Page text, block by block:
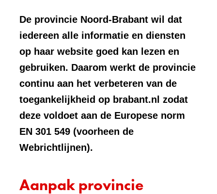
De provincie Noord-Brabant wil dat
iedereen alle informatie en diensten
op haar website goed kan lezen en
gebruiken. Daarom werkt de provincie
continu aan het verbeteren van de
toegankelijkheid op brabant.nl zodat
deze voldoet aan de Europese norm
EN 301 549 (voorheen de
Webrichtlijnen).
Aanpak provincie